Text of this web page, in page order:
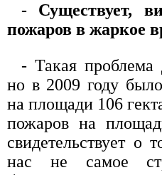
- Существует,
пожаров в жаркое
- Такая проблема
но в 2009 году
на площади 106
пожаров на
свидетельствует о
нас не самое